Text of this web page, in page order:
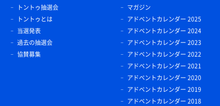
トントゥ抽選会
トントゥとは
当選発表
過去の抽選会
協賛募集
マガジン
アドベントカレンダー 2025
アドベントカレンダー 2024
アドベントカレンダー 2023
アドベントカレンダー 2022
アドベントカレンダー 2021
アドベントカレンダー 2020
アドベントカレンダー 2019
アドベントカレンダー 2018